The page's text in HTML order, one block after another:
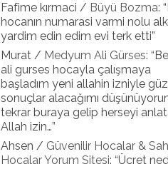
Fafime kırmaci / Büyü Bozma: “
hocanın numarasi varmi nolu
yardim edin edim evi terk etti”
Murat / Medyum Ali Gürses: “
ali gurses hocayla çalışmaya
başladım yeni allahin izniyle
sonuçlar alacağımı
tekrar buraya gelip herseyi
Allah izin…”
Ahsen / Güvenilir Hocalar &
Hocalar Yorum Sitesi: “Ücret